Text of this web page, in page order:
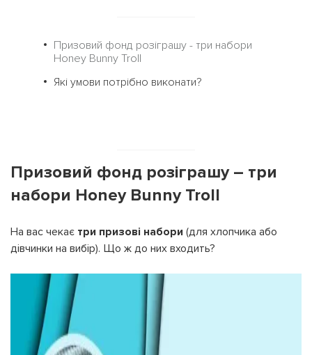
Призовий фонд розіграшу - три набори
Honey Bunny Troll
Які умови потрібно виконати?
Призовий фонд розіграшу – три
набори Honey Bunny Troll
На вас чекає три призові набори (для хлопчика або
дівчинки на вибір). Що ж до них входить?